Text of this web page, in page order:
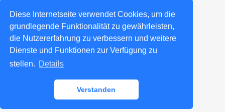
Diese Internetseite verwendet Cookies, um die
grundlegende Funktionalität zu gewährleisten,
die Nutzererfahrung zu verbessern und weitere
Dienste und Funktionen zur Verfügung zu
stellen. Details
Verstanden